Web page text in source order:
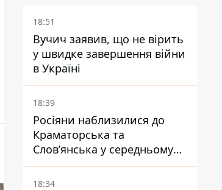
18:51
Вучич заявив, що не вірить
у швидке завершення війни
в Україні
18:39
Росіяни наблизилися до
Краматорська та
Слов’янська у середньому
на 10 км - експерт
попередив про посилення
18:34